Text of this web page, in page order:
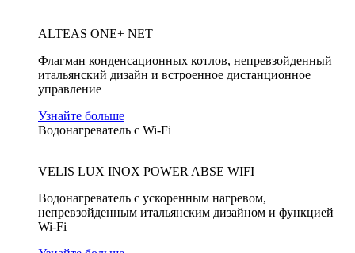
ALTEAS ONE+ NET
Флагман конденсационных котлов, непревзойденный
итальянский дизайн и встроенное дистанционное
управление
Узнайте больше
Водонагреватель с Wi-Fi
VELIS LUX INOX POWER ABSE WIFI
Водонагреватель с ускоренным нагревом,
непревзойденным итальянским дизайном и функцией
Wi-Fi